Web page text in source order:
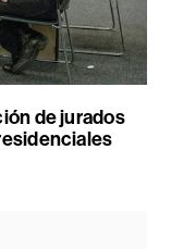
de jurados